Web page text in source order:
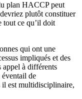
plan HACCP peut
plutôt constituer
tout ce qu’il doit
qui ont une
impliqués et des
appel à différents
éventail de
il est multidisciplinaire,